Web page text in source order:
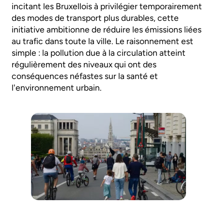
incitant les Bruxellois à privilégier temporairement
des modes de transport plus durables, cette
initiative ambitionne de réduire les émissions liées
au trafic dans toute la ville. Le raisonnement est
simple : la pollution due à la circulation atteint
régulièrement des niveaux qui ont des
conséquences néfastes sur la santé et
l'environnement urbain.